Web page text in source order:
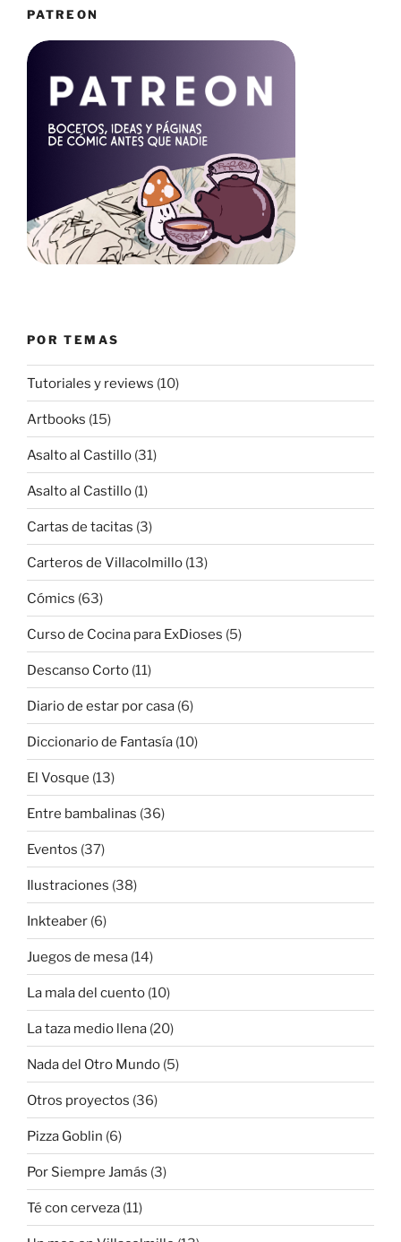
PATREON
POR TEMAS
Tutoriales y reviews (10)
Artbooks (15)
Asalto al Castillo (31)
Asalto al Castillo (1)
Cartas de tacitas (3)
Carteros de Villacolmillo (13)
Cómics (63)
Curso de Cocina para ExDioses (5)
Descanso Corto (11)
Diario de estar por casa (6)
Diccionario de Fantasía (10)
El Vosque (13)
Entre bambalinas (36)
Eventos (37)
Ilustraciones (38)
Inkteaber (6)
Juegos de mesa (14)
La mala del cuento (10)
La taza medio llena (20)
Nada del Otro Mundo (5)
Otros proyectos (36)
Pizza Goblin (6)
Por Siempre Jamás (3)
Té con cerveza (11)